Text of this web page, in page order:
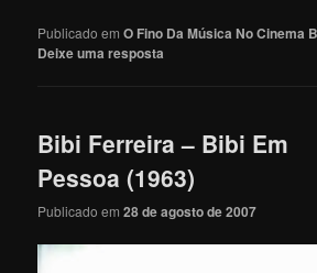
Publicado em O Fino Da Música No Cinema
Deixe uma resposta
Bibi Ferreira – Bibi Em
Pessoa (1963)
Publicado em28 de agosto de 2007